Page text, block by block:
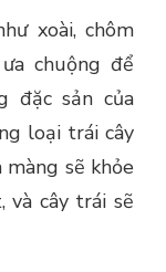
xoài, chôm
chuộng để
đặc sản của
loại trái cây
sẽ khỏe
và cây trái sẽ